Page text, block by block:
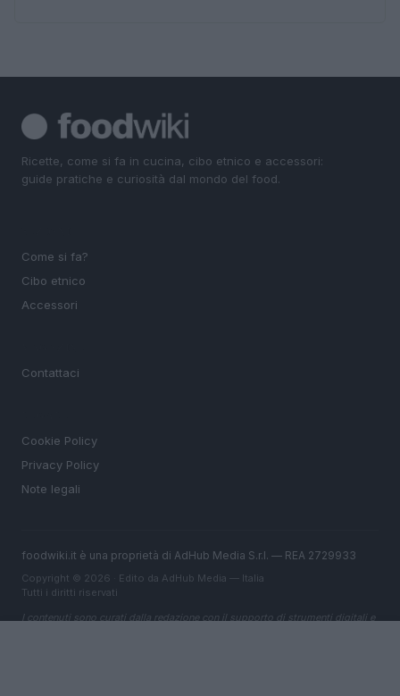
Ricette, come si fa in cucina, cibo etnico e accessori:
guide pratiche e curiosità dal mondo del food.
Come si fa?
Cibo etnico
Accessori
Contattaci
Cookie Policy
Privacy Policy
Note legali
foodwiki.it è una proprietà di AdHub Media S.r.l. — REA 2729933
Copyright © 2026 · Edito da AdHub Media — Italia
Tutti i diritti riservati
I contenuti sono curati dalla redazione con il supporto di strumenti digitali e